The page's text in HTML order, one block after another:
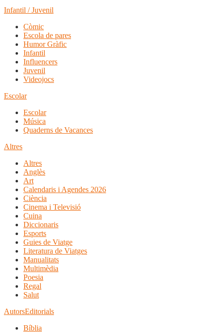
Infantil / Juvenil
Còmic
Escola de pares
Humor Gràfic
Infantil
Influencers
Juvenil
Videojocs
Escolar
Escolar
Música
Quaderns de Vacances
Altres
Altres
Anglès
Art
Calendaris i Agendes 2026
Ciència
Cinema i Televisió
Cuina
Diccionaris
Esports
Guies de Viatge
Literatura de Viatges
Manualitats
Multimèdia
Poesia
Regal
Salut
AutorsEditorials
Bíblia